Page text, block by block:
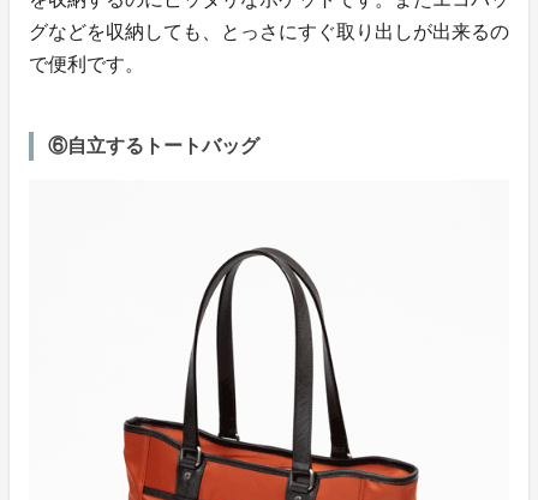
グなどを収納しても、とっさにすぐ取り出しが出来るの
で便利です。
⑥自立するトートバッグ